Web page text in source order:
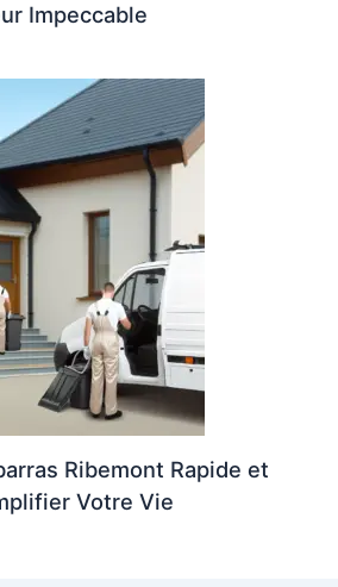
Impeccable
Ribemont Rapide et
Votre Vie